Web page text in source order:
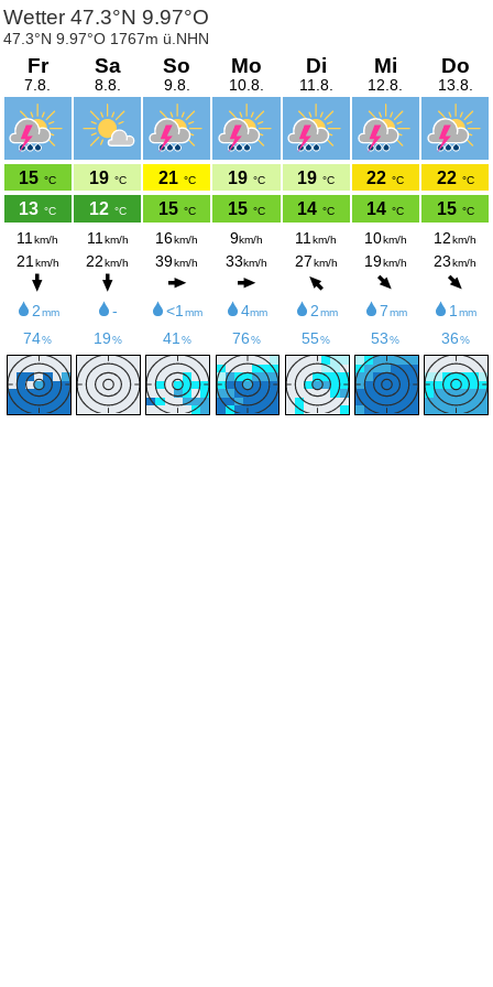
Wetter 47.3°N 9.97°O
47.3°N 9.97°O 1767m ü.NHN
Fr
7.8.
15 °C
13 °C
11 km/h
21 km/h
2mm
74%
Sa
8.8.
19 °C
12 °C
11 km/h
22km/h
-
19%
So
9.8.
21 °C
15 °C
16km/h
39km/h
<1 mm
41%
Mo
10.8.
19 °C
15 °C
9km/h
33km/h
4mm
76%
Di
11.8.
19 °C
14 °C
11 km/h
27km/h
2mm
55%
Mi
12.8.
22 °C
14 °C
10km/h
19km/h
7mm
53 %
Do
13.8.
22 °C
15 °C
12km/h
23km/h
1mm
36%